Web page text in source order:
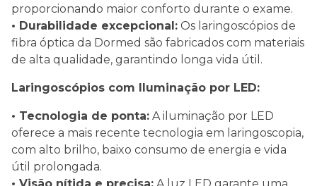
proporcionando maior conforto durante o exame.
• Durabilidade excepcional: Os laringoscópios de
fibra óptica da Dormed são fabricados com materiais
de alta qualidade, garantindo longa vida útil.
Laringoscópios com Iluminação por LED:
• Tecnologia de ponta: A iluminação por LED
oferece a mais recente tecnologia em laringoscopia,
com alto brilho, baixo consumo de energia e vida
útil prolongada.